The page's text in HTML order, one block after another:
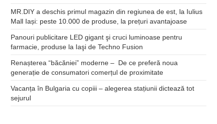
MR.DIY a deschis primul magazin din regiunea de est, la Iulius
Mall Iași: peste 10.000 de produse, la prețuri avantajoase
Panouri publicitare LED gigant şi cruci luminoase pentru
farmacie, produse la Iaşi de Techno Fusion
Renașterea “băcăniei” moderne – De ce preferă noua
generație de consumatori comerțul de proximitate
Vacanța în Bulgaria cu copiii – alegerea stațiunii dictează tot
sejurul